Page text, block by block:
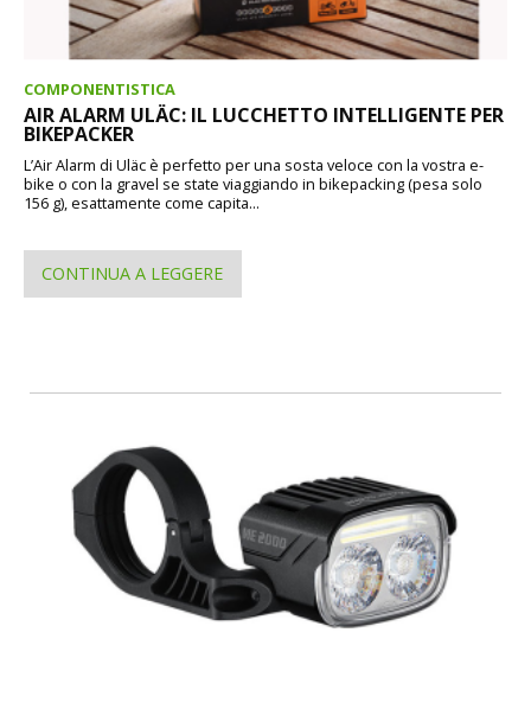
COMPONENTISTICA
AIR ALARM ULÄC: IL LUCCHETTO INTELLIGENTE PER
BIKEPACKER
L’Air Alarm di Uläc è perfetto per una sosta veloce con la vostra e-
bike o con la gravel se state viaggiando in bikepacking (pesa solo
156 g), esattamente come capita...
CONTINUA A LEGGERE